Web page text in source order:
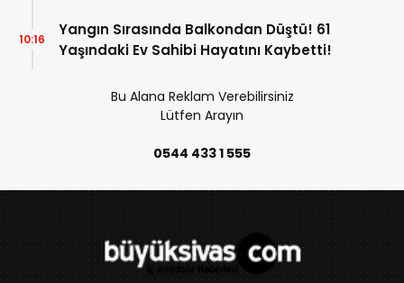
Yangın Sırasında Balkondan Düştü! 61
Yaşındaki Ev Sahibi Hayatını Kaybetti!
10:16
Bu Alana Reklam Verebilirsiniz
Lütfen Arayın
0544 433 1 555